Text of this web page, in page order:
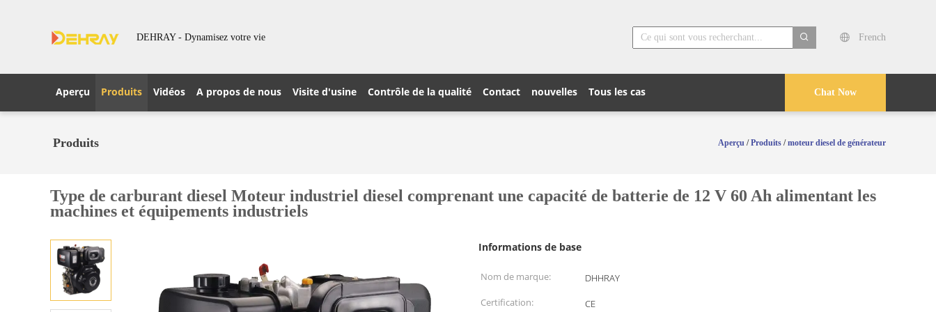
DEHRAY - Dynamisez votre vie
French
Chat Now
Aperçu Produits Vidéos A propos de nous Visite d'usine Contrôle de la qualité Contact nouvelles Tous les cas
Produits Aperçu /Produits /moteur diesel de générateur
Type de carburant diesel Moteur industriel diesel comprenant une capacité de batterie de 12 V 60 Ah alimentant les
machines et équipements industriels
Informations de base
Nom de marque:
DHHRAY
Certification:
CE